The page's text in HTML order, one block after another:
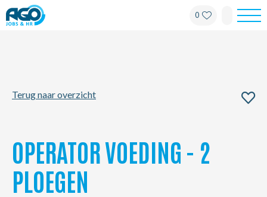
0
Kantoren
Terug naar overzicht
OPERATOR VOEDING - 2
PLOEGEN